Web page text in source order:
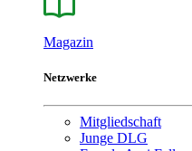
Magazin
Netzwerke
Mitgliedschaft
Junge DLG